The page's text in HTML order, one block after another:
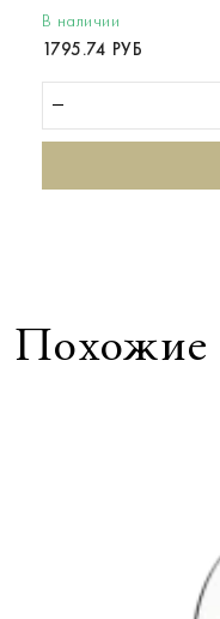
В наличии
1795.74 РУБ
Похожие